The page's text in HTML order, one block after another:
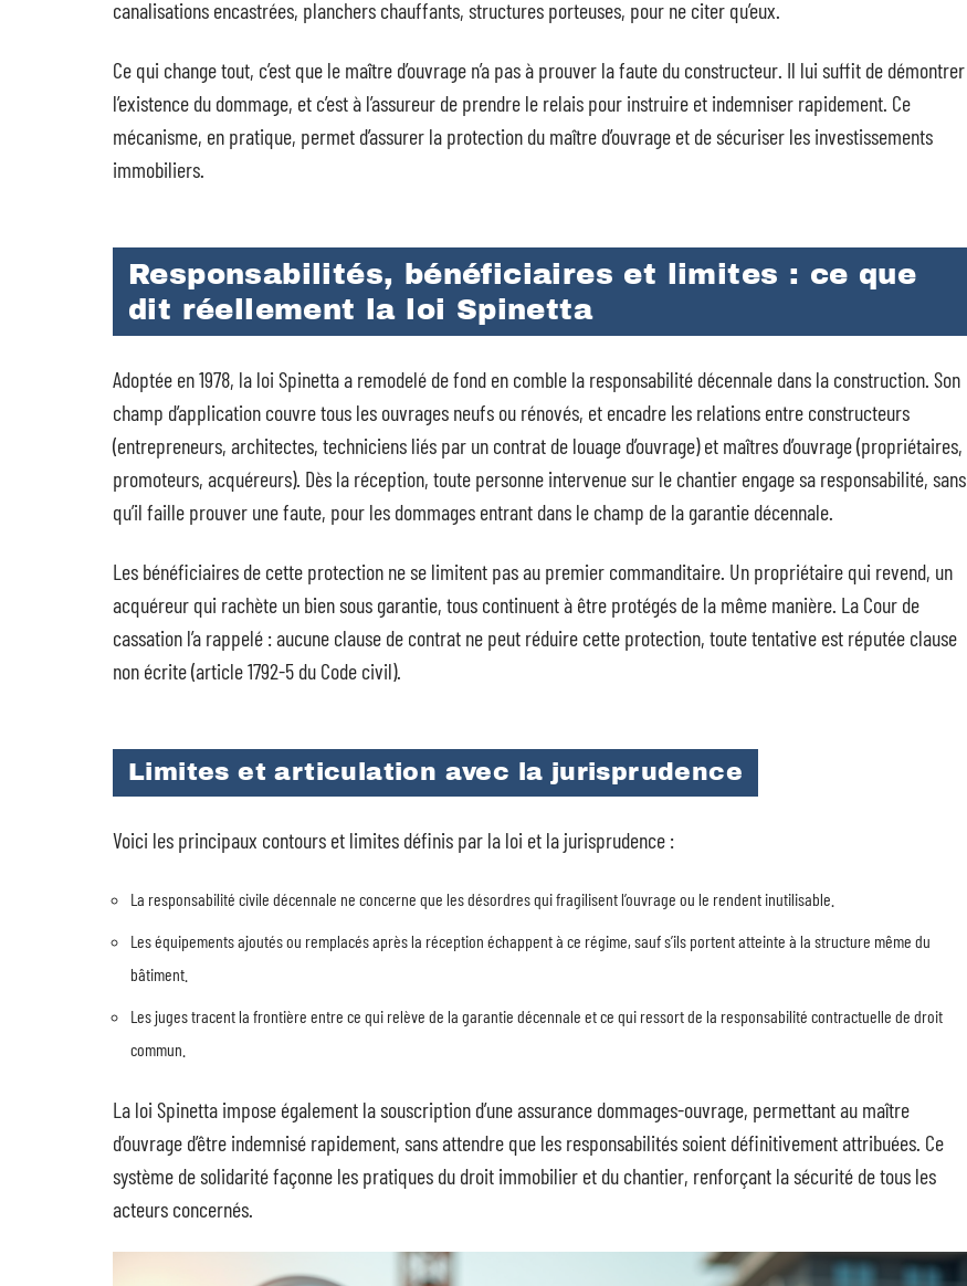
canalisations encastrées, planchers chauffants, structures porteuses, pour ne citer qu’eux.
Ce qui change tout, c’est que le maître d’ouvrage n’a pas à prouver la faute du constructeur. Il lui suffit de démontrer
l’existence du dommage, et c’est à l’assureur de prendre le relais pour instruire et indemniser rapidement. Ce
mécanisme, en pratique, permet d’assurer la protection du maître d’ouvrage et de sécuriser les investissements
immobiliers.
Responsabilités, bénéficiaires et limites : ce que
dit réellement la loi Spinetta
Adoptée en 1978, la loi Spinetta a remodelé de fond en comble la responsabilité décennale dans la construction. Son
champ d’application couvre tous les ouvrages neufs ou rénovés, et encadre les relations entre constructeurs
(entrepreneurs, architectes, techniciens liés par un contrat de louage d’ouvrage) et maîtres d’ouvrage (propriétaires,
promoteurs, acquéreurs). Dès la réception, toute personne intervenue sur le chantier engage sa responsabilité, sans
qu’il faille prouver une faute, pour les dommages entrant dans le champ de la garantie décennale.
Les bénéficiaires de cette protection ne se limitent pas au premier commanditaire. Un propriétaire qui revend, un
acquéreur qui rachète un bien sous garantie, tous continuent à être protégés de la même manière. La Cour de
cassation l’a rappelé : aucune clause de contrat ne peut réduire cette protection, toute tentative est réputée clause
non écrite (article 1792-5 du Code civil).
Limites et articulation avec la jurisprudence
Voici les principaux contours et limites définis par la loi et la jurisprudence :
La responsabilité civile décennale ne concerne que les désordres qui fragilisent l’ouvrage ou le rendent inutilisable.
Les équipements ajoutés ou remplacés après la réception échappent à ce régime, sauf s’ils portent atteinte à la structure même du
bâtiment.
Les juges tracent la frontière entre ce qui relève de la garantie décennale et ce qui ressort de la responsabilité contractuelle de droit
commun.
La loi Spinetta impose également la souscription d’une assurance dommages-ouvrage, permettant au maître
d’ouvrage d’être indemnisé rapidement, sans attendre que les responsabilités soient définitivement attribuées. Ce
système de solidarité façonne les pratiques du droit immobilier et du chantier, renforçant la sécurité de tous les
acteurs concernés.